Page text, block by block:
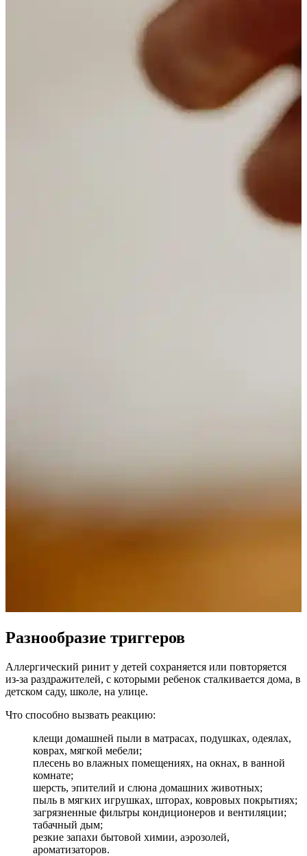
Разнообразие триггеров
Аллергический ринит у детей сохраняется или повторяется
из-за раздражителей, с которыми ребенок сталкивается дома, в
детском саду, школе, на улице.
Что способно вызвать реакцию:
клещи домашней пыли в матрасах, подушках, одеялах,
коврах, мягкой мебели;
плесень во влажных помещениях, на окнах, в ванной
комнате;
шерсть, эпителий и слюна домашних животных;
пыль в мягких игрушках, шторах, ковровых покрытиях;
загрязненные фильтры кондиционеров и вентиляции;
табачный дым;
резкие запахи бытовой химии, аэрозолей,
ароматизаторов.